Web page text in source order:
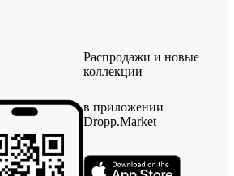
Распродажи и новые
коллекции
в приложении
Dropp.Market